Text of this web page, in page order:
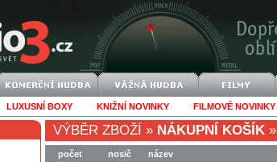
LUXUSNÍ BOXY KNIŽNÍ NOVINKY FILMOVÉ NOVINKY
VÝBĚR ZBOŽÍ » NÁKUPNÍ KOŠÍK »
počet nosič název